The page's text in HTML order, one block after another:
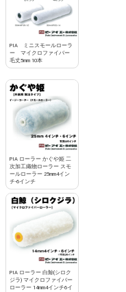
PIA ミニスモールローラ
ー マイクロファイバー
毛丈5mm 10本
PIA ローラー かぐや姫 二
次加工織物ローラー スモ
ールローラー 25mm4イン
チ-6インチ
PIA ローラー 白鯨(シロク
ジラ) マイクロファイバー
ローラー 14mm4インチ6イ